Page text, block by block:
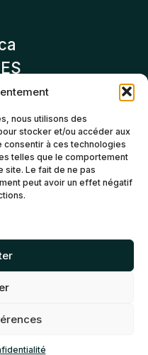
nous utilisons des
stocker et/ou accéder aux
à ces technologies
telles que le comportement
site. Le fait de ne pas
peut avoir un effet négatif
et
(CA)
Tous
Little